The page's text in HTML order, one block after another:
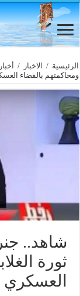
الرئيسية / الاخبار /
ومحاكمتهم بالقضاء
شاهد..
ثورة
العسكري